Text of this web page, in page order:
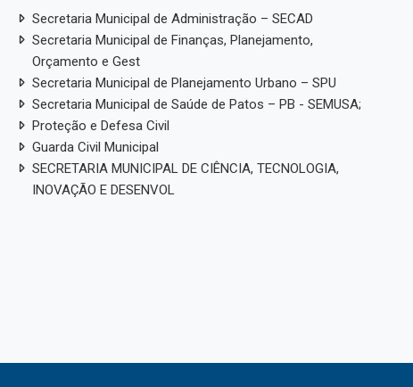
Secretaria Municipal de Administração – SECAD
Secretaria Municipal de Finanças, Planejamento,
Orçamento e Gest
Secretaria Municipal de Planejamento Urbano – SPU
Secretaria Municipal de Saúde de Patos – PB - SEMUSA;
Proteção e Defesa Civil
Guarda Civil Municipal
SECRETARIA MUNICIPAL DE CIÊNCIA, TECNOLOGIA,
INOVAÇÃO E DESENVOL